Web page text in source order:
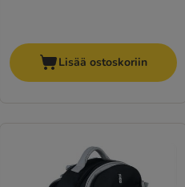
Lisää ostoskoriin